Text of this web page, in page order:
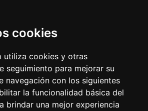
cookies
utiliza cookies y otras
seguimiento para mejorar su
navegación con los siguientes
la funcionalidad básica del
brindar una mejor experiencia